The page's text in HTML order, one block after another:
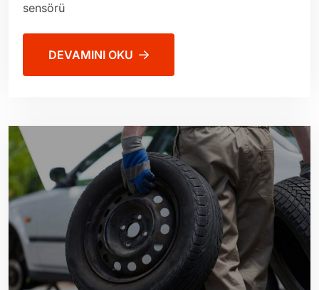
sensörü
DEVAMINI OKU